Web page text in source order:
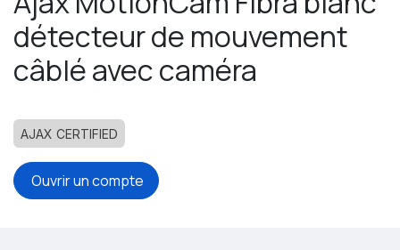
détecteur de mouvement
câblé avec caméra
AJAX CERTIFIED
Ouvrir un compte